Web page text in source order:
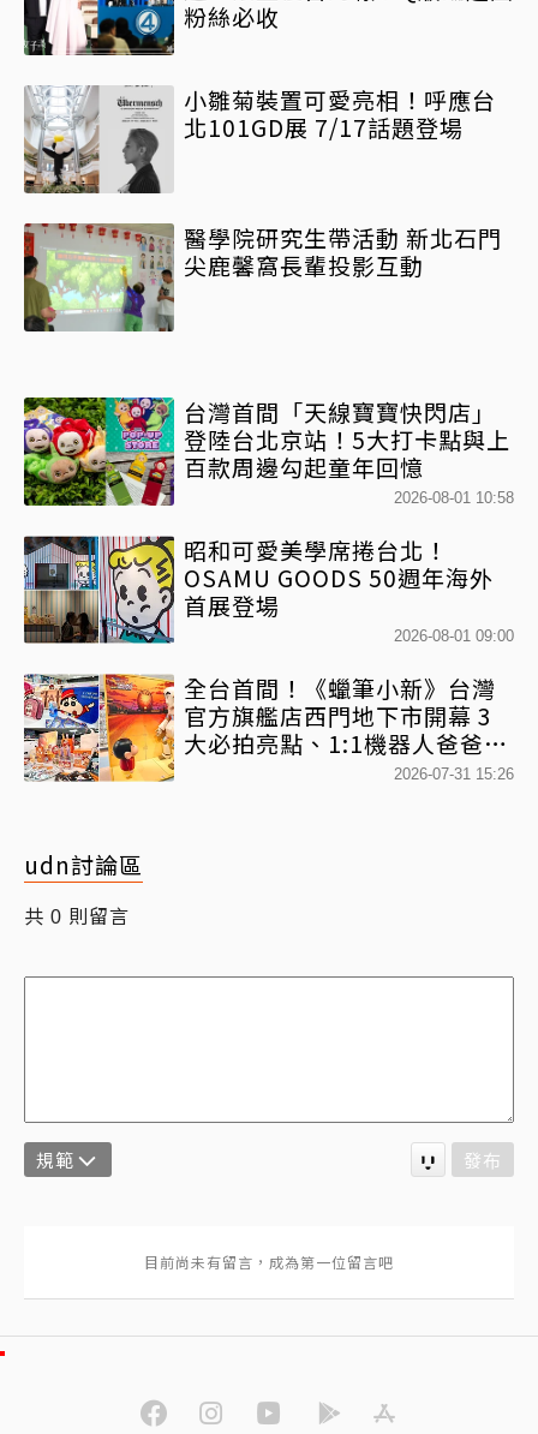
粉絲必收
小雛菊裝置可愛亮相！呼應台
北101GD展 7/17話題登場
醫學院研究生帶活動 新北石門
尖鹿馨窩長輩投影互動
台灣首間「天線寶寶快閃店」
登陸台北京站！5大打卡點與上
百款周邊勾起童年回憶
2026-08-01 10:58
昭和可愛美學席捲台北！
OSAMU GOODS 50週年海外
首展登場
2026-08-01 09:00
全台首間！《蠟筆小新》台灣
官方旗艦店西門地下市開幕 3
大必拍亮點、1:1機器人爸爸、
百款日本直送周邊快搶2026-07-31 15:26
udn討論區
共 0 則留言
規範 發布